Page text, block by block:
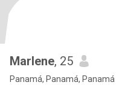
Marlene, 25
Panamá, Panamá, Panamá